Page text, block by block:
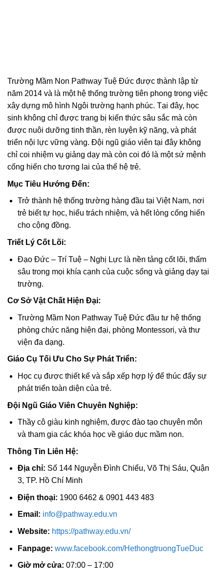
Trường Mầm Non Pathway Tuệ Đức được thành lập từ
năm 2014 và là một hệ thống trường tiên phong trong việc
xây dựng mô hình Ngôi trường hạnh phúc. Tại đây, học
sinh không chỉ được trang bị kiến thức sâu sắc mà còn
được nuôi dưỡng tinh thần, rèn luyện kỹ năng, và phát
triển nội lực vững vàng. Đội ngũ giáo viên tại đây không
chỉ coi nhiệm vụ giảng dạy mà còn coi đó là một sứ mệnh
cống hiến cho tương lai của thế hệ trẻ.
Mục Tiêu Hướng Đến:
Trở thành hệ thống trường hàng đầu tại Việt Nam, nơi
trẻ biết tự học, hiểu trách nhiệm, và hết lòng cống hiến
cho cộng đồng.
Triết Lý Cốt Lõi:
Đạo Đức – Trí Tuệ – Nghị Lực là nền tảng cốt lõi, thấm
sâu trong mọi khía cạnh của cuộc sống và giảng dạy tại
trường.
Cơ Sở Vật Chất Hiện Đại:
Trường Mầm Non Pathway Tuệ Đức đầu tư hệ thống
phòng chức năng hiện đại, phòng Montessori, và thư
viện đa dạng.
Giáo Cụ Tối Ưu Cho Sự Phát Triển:
Học cụ được thiết kế và sắp xếp hợp lý để thúc đẩy sự
phát triển toàn diện của trẻ.
Đội Ngũ Giáo Viên Chuyên Nghiệp:
Thầy cô giàu kinh nghiệm, được đào tạo chuyên môn
và tham gia các khóa học về giáo dục mầm non.
Thông Tin Liên Hệ:
Địa chỉ: Số 144 Nguyễn Đình Chiểu, Võ Thị Sáu, Quận
3, TP. Hồ Chí Minh
Điện thoại: 1900 6462 & 0901 443 483
Email: info@pathway.edu.vn
Website: https://pathway.edu.vn/
Fanpage: www.facebook.com/HethongtruongTueDuc
Giờ mở cửa: 07:00 – 17:00